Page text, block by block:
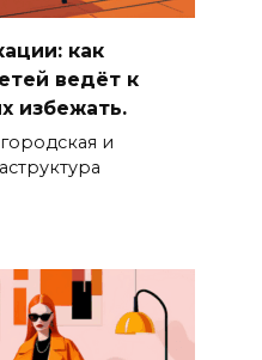
как
ведёт к
избежать.
и